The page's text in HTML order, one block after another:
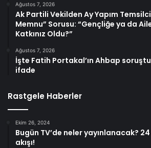
Ağustos 7, 2026
Ak Partili Vekilden Ay Yapım
Memnu” Sorusu: “Gençliğe ya da
Katkınız Oldu?”
Ağustos 7, 2026
İşte Fatih Portakal’ın Ahbap
ifade
Rastgele Haberler
Ekim 26, 2024
Bugün TV’de neler yayınlanacak?
akışı!